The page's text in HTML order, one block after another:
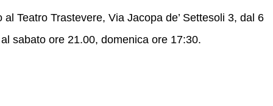
al Teatro Trastevere, Via Jacopa de’ Settesoli 3, dal 6
sabato ore 21.00, domenica ore 17:30.